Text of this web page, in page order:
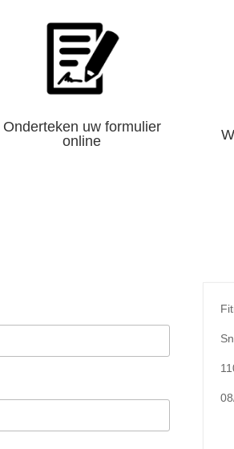
Onderteken uw formulier
online